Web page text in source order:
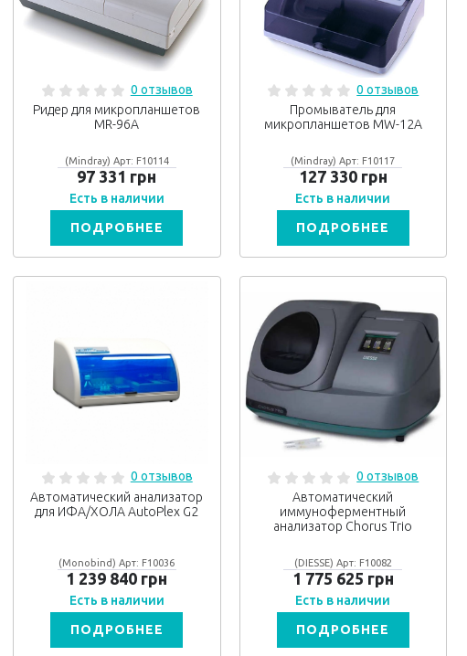
0 отзывов
Ридер для микропланшетов
MR-96A
(Mindray) Арт: F10114
97 331 грн
Есть в наличии
ПОДРОБНЕЕ
0 отзывов
Промыватель для
микропланшетов MW-12A
(Mindray) Арт: F10117
127 330 грн
Есть в наличии
ПОДРОБНЕЕ
0 отзывов
Автоматический анализатор
для ИФА/ХОЛА AutoPlex G2
(Monobind) Арт: F10036
1 239 840 грн
Есть в наличии
ПОДРОБНЕЕ
0 отзывов
Автоматический
иммуноферментный
анализатор Chorus Trio
(DIESSE) Арт: F10082
1 775 625 грн
Есть в наличии
ПОДРОБНЕЕ